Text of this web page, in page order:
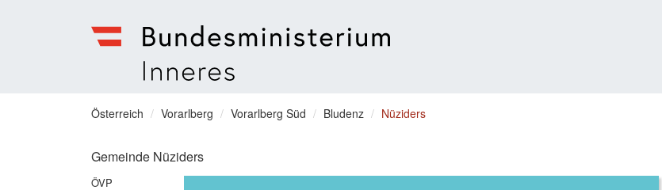
für
Inneres
Sie
sich
hier:
Österreich Vorarlberg Vorarlberg Süd Bludenz Nüziders
Gemeinde Nüziders
ÖVP